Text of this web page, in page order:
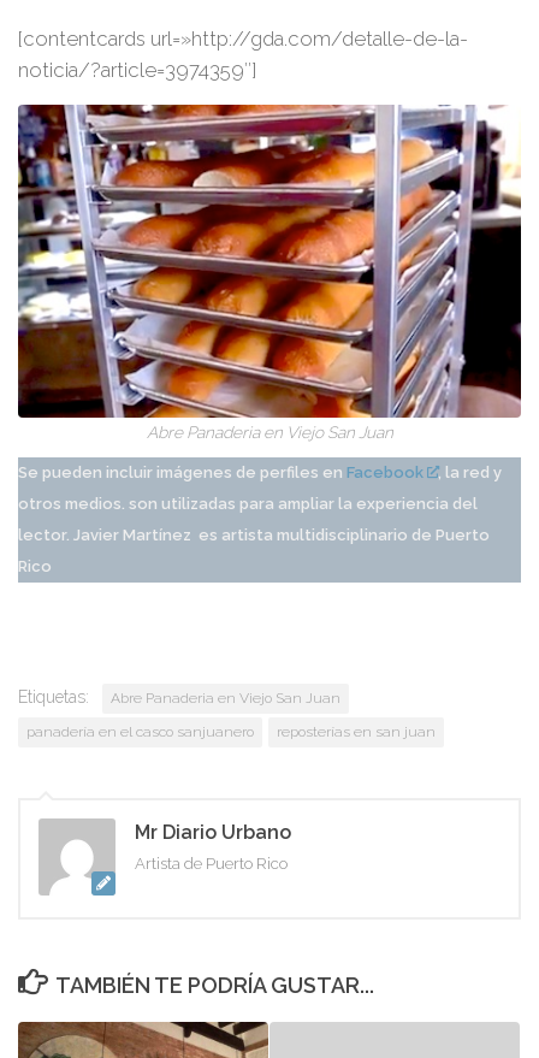
[contentcards url=»http://gda.com/detalle-de-la-
noticia/?article=3974359″]
Abre Panaderia en Viejo San Juan
Se pueden incluir imágenes de perfiles en Facebook
, la red y
otros medios. son utilizadas para ampliar la experiencia del
lector. Javier Martínez es artista multidisciplinario de Puerto
Rico
Etiquetas:
Abre Panaderia en Viejo San Juan
panadería en el casco sanjuanero
reposterías en san juan
Mr Diario Urbano
Artista de Puerto Rico
TAMBIÉN TE PODRÍA GUSTAR...